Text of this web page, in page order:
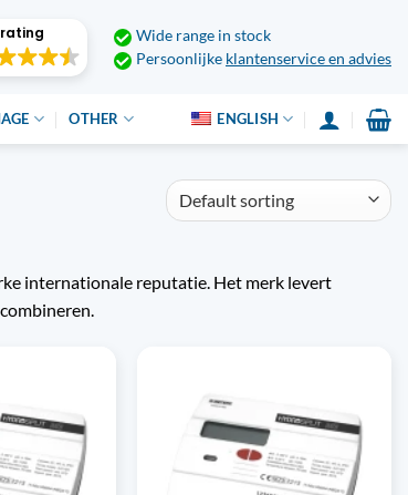
Wide range in stock
Persoonlijke klantenservice en advies
OTHER ENGLISH
internationale reputatie. Het merk levert